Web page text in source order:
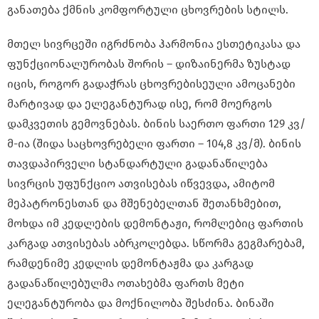
განათება ქმნის კომფორტული ცხოვრების სტილს.
მთელ სივრცეში იგრძნობა ჰარმონია ესთეტიკასა და
ფუნქციონალურობას შორის – დიზაინერმა ზუსტად
იცის, როგორ გადაჭრას ცხოვრებისეული ამოცანები
მარტივად და ელეგანტურად ისე, რომ მოერგოს
დამკვეთის გემოვნებას. ბინის საერთო ფართი 129 კვ/
მ-ია (შიდა საცხოვრებელი ფართი – 104,8 კვ/მ). ბინის
თავდაპირველი სტანდარტული გადანაწილება
სივრცის უფუნქციო ათვისებას იწვევდა, ამიტომ
მეპატრონესთან და მშენებელთან შეთანხმებით,
მოხდა იმ კედლების დემონტაჟი, რომლებიც ფართის
კარგად ათვისებას აბრკოლებდა. სწორმა გეგმარებამ,
რამდენიმე კედლის დემონტაჟმა და კარგად
გადანაწილებულმა ოთახებმა ფართს მეტი
ელეგანტურობა და მოქნილობა შესძინა. ბინაში